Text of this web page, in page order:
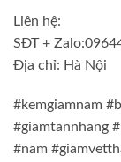
Liên hệ:
SĐT +
Địa chỉ: Hà Nội
#kemgiamnam
#giamtannhang
#nam